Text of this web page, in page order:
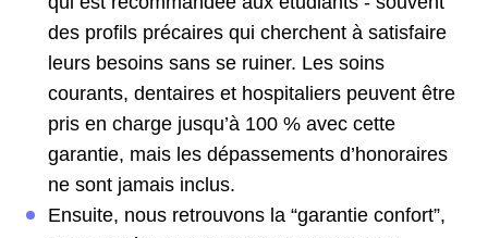
des profils précaires qui cherchent à satisfaire
leurs besoins sans se ruiner. Les soins
courants, dentaires et hospitaliers peuvent être
pris en charge jusqu’à 100 % avec cette
garantie, mais les dépassements d’honoraires
ne sont jamais inclus.
Ensuite, nous retrouvons la “garantie confort”,